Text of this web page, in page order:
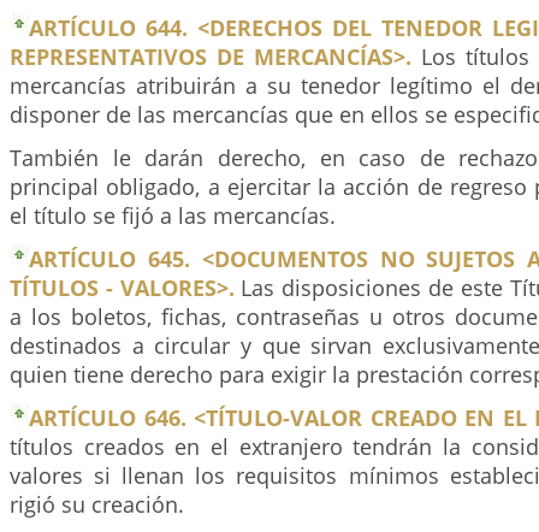
ARTÍCULO 644. <DERECHOS DEL TENEDOR
REPRESENTATIVOS DE MERCANCÍAS>. Los títulos
mercancías atribuirán a su tenedor legítimo el
disponer de las mercancías que en ellos se
También le darán derecho, en caso de
principal obligado, a ejercitar la acción de
el título se fijó a las mercancías.
ARTÍCULO 645. <DOCUMENTOS NO SUJETOS
TÍTULOS - VALORES>. Las disposiciones de este
a los boletos, fichas, contraseñas u otros
destinados a circular y que sirvan
quien tiene derecho para exigir la prestación
ARTÍCULO 646. <TÍTULO-VALOR CREADO EN EL
títulos creados en el extranjero tendrán la
valores si llenan los requisitos mínimos
rigió su creación.